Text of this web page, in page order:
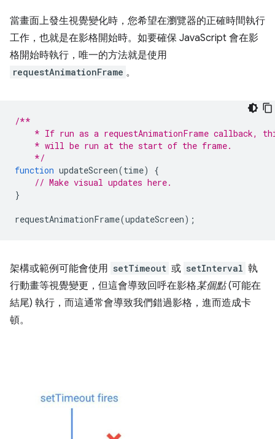
當畫面上發生視覺變化時，您希望在瀏覽器的正確時間執行
工作，也就是在影格開始時。如要確保 JavaScript 會在影
格開始時執行，唯一的方法就是使用
requestAnimationFrame 。
/**
* If run as a requestAnimationFrame callback,
    * will be run at the start of the frame.
    */
function updateScreen(time)
{
// Make visual updates here.
}
requestAnimationFrame(updateScreen);
架構或範例可能會使用 setTimeout 或 setInterval 執
行動畫等視覺變更，但這會導致回呼在影格某個點(可能在
結尾) 執行，而這通常會導致我們錯過影格，進而造成卡
頓。